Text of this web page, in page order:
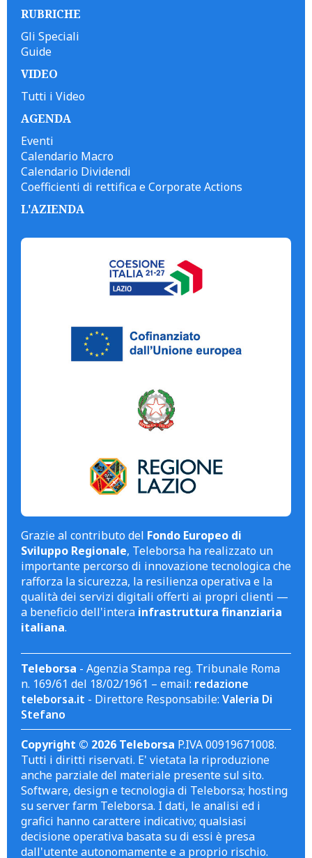
RUBRICHE
Gli Speciali
Guide
VIDEO
Tutti i Video
AGENDA
Eventi
Calendario Macro
Calendario Dividendi
Coefficienti di rettifica e Corporate Actions
L'AZIENDA
Grazie al contributo del Fondo Europeo di
Sviluppo Regionale, Teleborsa ha realizzato un
importante percorso di innovazione tecnologica che
rafforza la sicurezza, la resilienza operativa e la
qualità dei servizi digitali offerti ai propri clienti —
a beneficio dell'intera infrastruttura finanziaria
italiana.
Teleborsa - Agenzia Stampa reg. Tribunale Roma
n. 169/61 del 18/02/1961 – email: redazione
teleborsa.it - Direttore Responsabile: Valeria Di
Stefano
Copyright © 2026 Teleborsa P.IVA 00919671008.
Tutti i diritti riservati. E' vietata la riproduzione
anche parziale del materiale presente sul sito.
Software, design e tecnologia di Teleborsa; hosting
su server farm Teleborsa. I dati, le analisi ed i
grafici hanno carattere indicativo; qualsiasi
decisione operativa basata su di essi è presa
dall'utente autonomamente e a proprio rischio.